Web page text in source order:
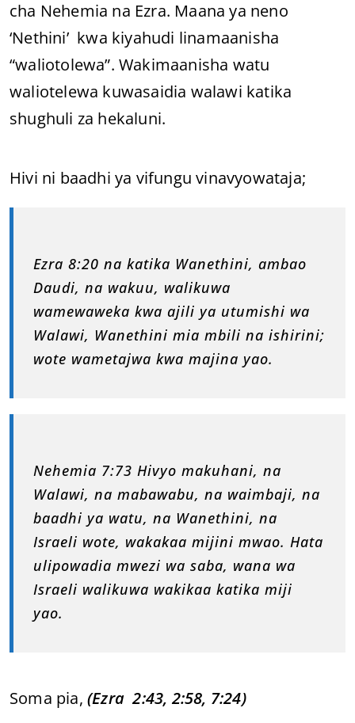
cha Nehemia na Ezra. Maana ya neno
‘Nethini’ kwa kiyahudi linamaanisha
“waliotolewa”. Wakimaanisha watu
waliotelewa kuwasaidia walawi katika
shughuli za hekaluni.
Hivi ni baadhi ya vifungu vinavyowataja;
Ezra 8:20 na katika Wanethini, ambao
Daudi, na wakuu, walikuwa
wamewaweka kwa ajili ya utumishi wa
Walawi, Wanethini mia mbili na ishirini;
wote wametajwa kwa majina yao.
Nehemia 7:73 Hivyo makuhani, na
Walawi, na mabawabu, na waimbaji, na
baadhi ya watu, na Wanethini, na
Israeli wote, wakakaa mijini mwao. Hata
ulipowadia mwezi wa saba, wana wa
Israeli walikuwa wakikaa katika miji
yao.
Soma pia, (Ezra 2:43, 2:58, 7:24)